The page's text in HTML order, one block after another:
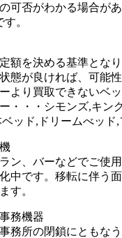
可否がわかる場合が
。
額を決める基準とな
態が良ければ、可能性
より買取できないベッ
・・・シモンズ,キン
ッド,ドリームべッド
ン、バーなどでご使
中です。移転に伴う
す。
務機器
務所の閉鎖にともな